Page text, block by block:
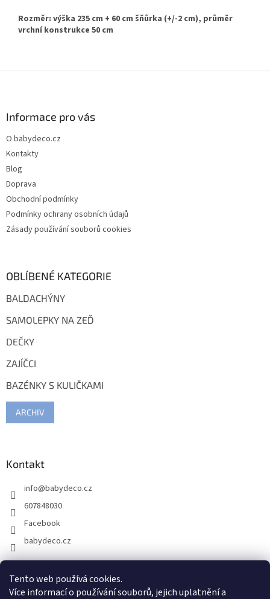
Tento web používá cookies.
Více informací o používání souborů, jejich uplatnění a
Rozměr: výška 235 cm + 60 cm šňůrka (+/-2 cm), průměr
vrchní konstrukce 50 cm
Informace pro vás
O babydeco.cz
Kontakty
Blog
Doprava
Obchodní podmínky
Podmínky ochrany osobních údajů
Zásady používání souborů cookies
OBLÍBENÉ KATEGORIE
BALDACHÝNY
SAMOLEPKY NA ZEĎ
DEČKY
ZAJÍČCI
BAZÉNKY S KULIČKAMI
ARCHIV
Kontakt
info@babydeco.cz
607848030
Facebook
babydeco.cz